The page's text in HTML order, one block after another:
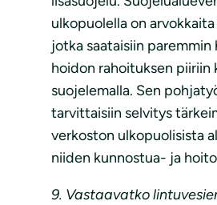
ulkopuolella on
jotka saataisiin paremmin
hoidon rahoituksen piiriin
suojelemalla. Sen
tarvittaisiin selvitys
verkoston ulkopuolisista
niiden kunnostua- ja
9. Vastaavatko